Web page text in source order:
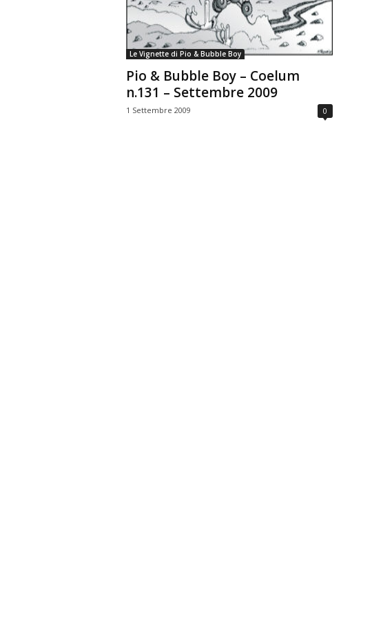
n
o
m
i
a
Le Vignette di Pio & Bubble Boy
Pio & Bubble Boy – Coelum
n.131 – Settembre 2009
1 Settembre 2009 0